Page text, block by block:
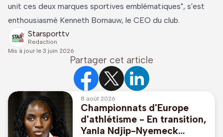
unit ces deux marques sportives emblématiques", s'est
enthousiasmé Kenneth Bornauw, le CEO du club.
Starsporttv
Redaction
Mis à jour le 3 juin 2026
Partager cet article
8 août 2026
Championnats d'Europe
d'athlétisme - En transition,
Yanla Ndjip-Nyemeck